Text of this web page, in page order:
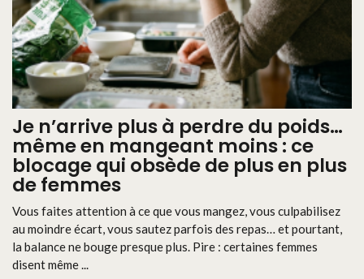
Je n’arrive plus à perdre du poids…
même en mangeant moins : ce
blocage qui obsède de plus en plus
de femmes
Vous faites attention à ce que vous mangez, vous culpabilisez
au moindre écart, vous sautez parfois des repas… et pourtant,
la balance ne bouge presque plus. Pire : certaines femmes
disent même ...